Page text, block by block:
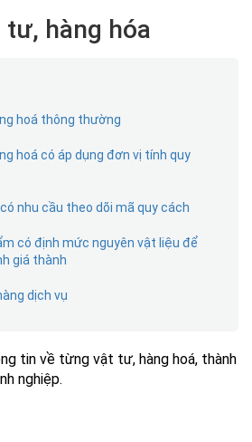
tư, hàng hóa
hoá thông thường
hoá có áp dụng đơn vị tính quy
nhu cầu theo dõi mã quy cách
có định mức nguyên vật liệu để
giá thành
dịch vụ
tin về từng vật tư, hàng hoá, thành
nghiệp.